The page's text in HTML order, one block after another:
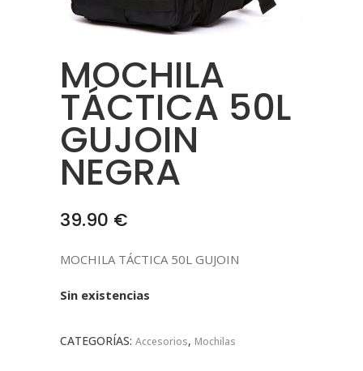
MOCHILA
TÁCTICA 50L
GUJOIN
NEGRA
39.90 €
MOCHILA TÁCTICA 50L GUJOIN
Sin existencias
CATEGORÍAS: Accesorios, Mochilas